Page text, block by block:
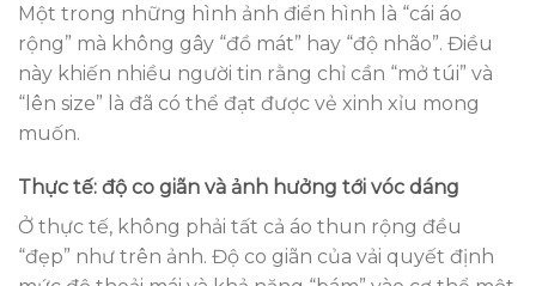
Một trong những hình ảnh điển hình là “cái áo
rộng” mà không gây “đồ mát” hay “độ nhão”. Điều
này khiến nhiều người tin rằng chỉ cần “mở túi” và
“lên size” là đã có thể đạt được vẻ xinh xỉu mong
muốn.
Thực tế: độ co giãn và ảnh hưởng tới vóc dáng
Ở thực tế, không phải tất cả áo thun rộng đều
“đẹp” như trên ảnh. Độ co giãn của vải quyết định